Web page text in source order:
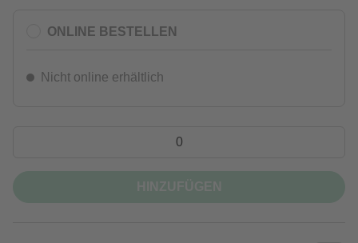
ONLINE BESTELLEN
Nicht online erhältlich